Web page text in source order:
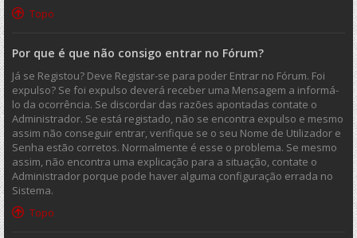
Topo
Por que é que não consigo entrar no Fórum?
Já se Registou? Deve Registar-se para poder Entrar no Fórum. Foi
expulso? Se foi expulso deverá receber uma Mensagem a informá-
lo da ocorrência. Se discordar das razões apontadas contate o
Administrador. Se está registado, não se encontra expulso e mesmo
assim não conseguir entrar, verifique se o seu Nome de Utilizador e
Senha estão corretos. Normalmente é esse o problema. Se mesmo
assim, não encontra uma explicação para a situação, contate o
Administrador porque pode haver alguma configuração errada no
Sistema.
Topo